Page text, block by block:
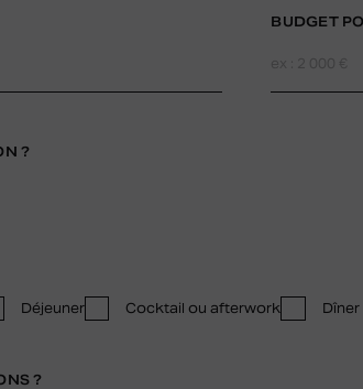
BUDGET
?
Déjeuner Cocktail ou afterwork Dîner
?